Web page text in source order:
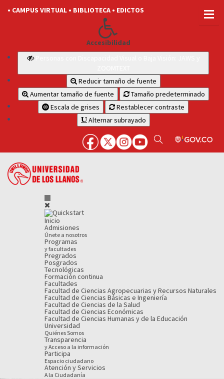
• CAMPUS VIRTUAL • BIBLIOTECA • EDICTOS
Accesibilidad
Reducir tamaño de fuente
Aumentar tamaño de fuente
Tamaño predeterminado
Escala de grises
Restablecer contraste
Alternar subrayado
Inicio
Admisiones
Únete a nosotros
Programas
y facultades
Pregrados
Posgrados
Tecnológicas
Formación continua
Facultades
Facultad de Ciencias Agropecuarias y Recursos Naturales
Facultad de Ciencias Básicas e Ingeniería
Facultad de Ciencias de la Salud
Facultad de Ciencias Económicas
Facultad de Ciencias Humanas y de la Educación
Universidad
Quiénes Somos
Transparencia
y Acceso a la información
Participa
Espacio ciudadano
Atención y Servicios
A la Ciudadanía